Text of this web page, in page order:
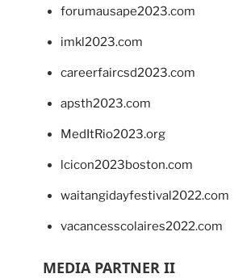
forumausape2023.com
imkl2023.com
careerfaircsd2023.com
apsth2023.com
MedItRio2023.org
lcicon2023boston.com
waitangidayfestival2022.com
vacancesscolaires2022.com
MEDIA PARTNER II